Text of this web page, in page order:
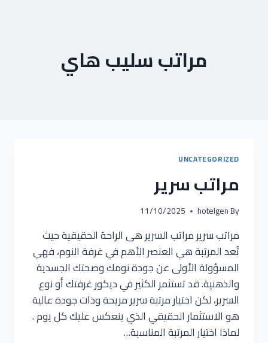
مراتب سليب هاي
UNCATEGORIZED
مراتب سرير
By
hotelgen
11/10/2025
مراتب سرير مراتب السرير هى الراحة الحقيقية حيث
تُعد المرتبة هي العنصر الأهم في غرفة النوم، فهي
المسؤولة الأولى عن جودة نومك وصحتك الجسدية
والذهنية. قد تستثمر الكثير في ديكور غرفتك أو نوع
السرير، لكن اختيار مرتبة سرير مريحة وذات جودة عالية
هو الاستثمار الحقيقي الذي ينعكس عليك كل يوم .
لماذا اختيار المرتبة المناسبة…